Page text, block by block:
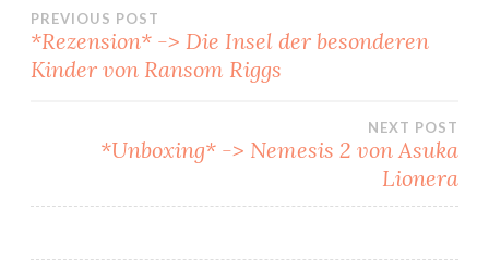
Beitragsnavigation
PREVIOUS POST
*Rezension* -> Die Insel der besonderen
Kinder von Ransom Riggs
NEXT POST
*Unboxing* -> Nemesis 2 von Asuka
Lionera